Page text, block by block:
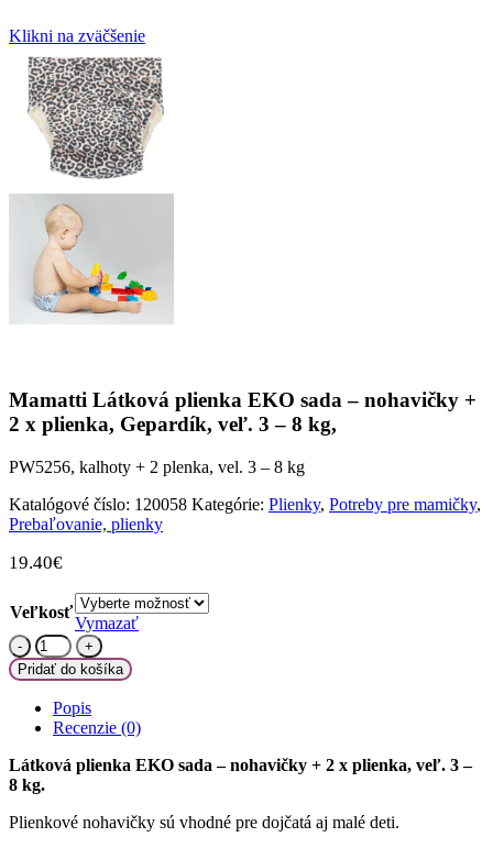
Klikni na zväčšenie
Mamatti Látková plienka EKO sada – nohavičky +
2 x plienka, Gepardík, veľ. 3 – 8 kg,
PW5256, kalhoty + 2 plenka, vel. 3 – 8 kg
Katalógové číslo: 120058 Kategórie: Plienky, Potreby pre mamičky,
Prebaľovanie, plienky
19.40€
Veľkosť
Vymazať
množstvo
Mamatti
Látková
plienka
EKO
sada
-
nohavičky
2
Pridať do košíka
Popis
Recenzie (0)
Látková plienka EKO sada – nohavičky + 2 x plienka, veľ. 3 –
8 kg.
Plienkové nohavičky sú vhodné pre dojčatá aj malé deti.